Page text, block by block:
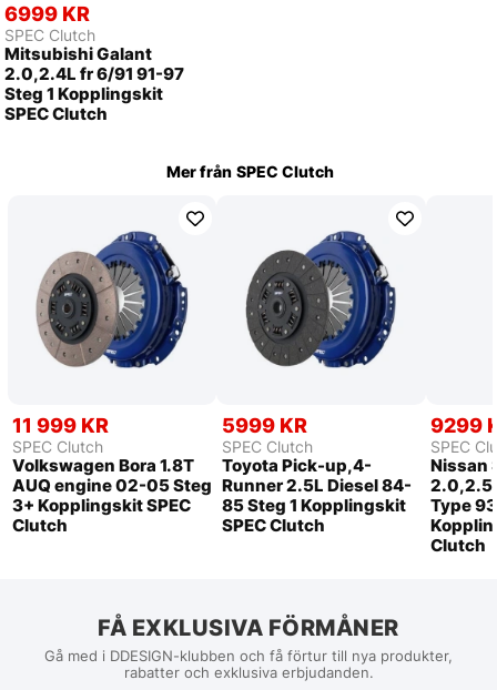
6999 KR
SPEC Clutch
Mitsubishi Galant
2.0,2.4L fr 6/91 91-97
Steg 1 Kopplingskit
SPEC Clutch
Mer från SPEC Clutch
11 999 KR
SPEC Clutch
Volkswagen Bora 1.8T
AUQ engine 02-05 Steg
3+ Kopplingskit SPEC
Clutch
5999 KR
SPEC Clutch
Toyota Pick-up,4-
Runner 2.5L Diesel 84-
85 Steg 1 Kopplingskit
SPEC Clutch
9299
SPEC
Nissan
Type
Clutch
FÅ EXKLUSIVA FÖRMÅNER
Gå med i DDESIGN-klubben och få förtur till nya produkter,
rabatter och exklusiva erbjudanden.